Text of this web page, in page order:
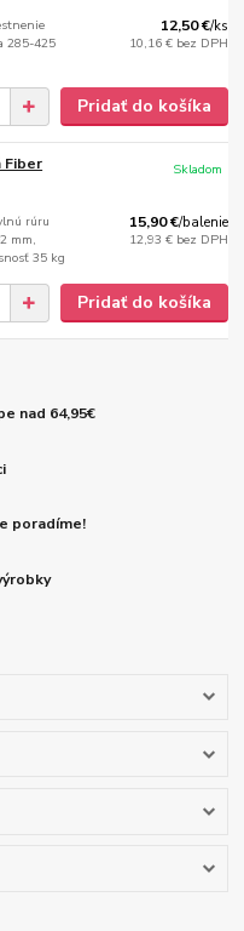
285-425
12,50 €/ks
10,16 € bez DPH
Pridať do košíka
Fiber
rúru
mm,
35 kg
15,90 €/balenie
12,93 € bez DPH
Skladom
Pridať do košíka
nad 64,95€
poradíme!